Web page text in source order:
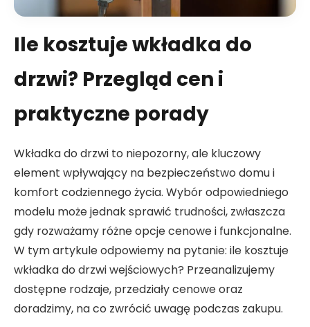
Ile kosztuje wkładka do
drzwi? Przegląd cen i
praktyczne porady
Wkładka do drzwi to niepozorny, ale kluczowy
element wpływający na bezpieczeństwo domu i
komfort codziennego życia. Wybór odpowiedniego
modelu może jednak sprawić trudności, zwłaszcza
gdy rozważamy różne opcje cenowe i funkcjonalne.
W tym artykule odpowiemy na pytanie: ile kosztuje
wkładka do drzwi wejściowych? Przeanalizujemy
dostępne rodzaje, przedziały cenowe oraz
doradzimy, na co zwrócić uwagę podczas zakupu.